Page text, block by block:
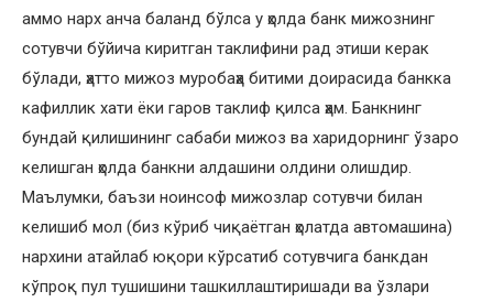
аммо нарх анча баланд бўлса у ҳолда банк мижознинг
сотувчи бўйича киритган таклифини рад этиши керак
бўлади, ҳатто мижоз муробаҳа битими доирасида банкка
кафиллик хати ёки гаров таклиф қилса ҳам. Банкнинг
бундай қилишининг сабаби мижоз ва харидорнинг ўзаро
келишган ҳолда банкни алдашини олдини олишдир.
Маълумки, баъзи ноинсоф мижозлар сотувчи билан
келишиб мол (биз кўриб чиқаётган ҳолатда автомашина)
нархини атайлаб юқори кўрсатиб сотувчига банкдан
кўпроқ пул тушишини ташкиллаштиришади ва ўзлари